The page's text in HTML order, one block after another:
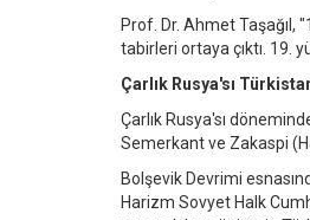
Prof. Dr. Ahmet Taşağıl,
tabirleri ortaya çıktı. 19.
Çarlık Rusya'sı
Çarlık Rusya'sı
Semerkant ve Zakaspi
Bolşevik Devrimi
Harizm Sovyet Halk